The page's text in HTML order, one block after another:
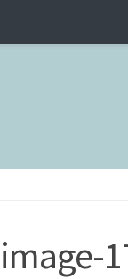
image-